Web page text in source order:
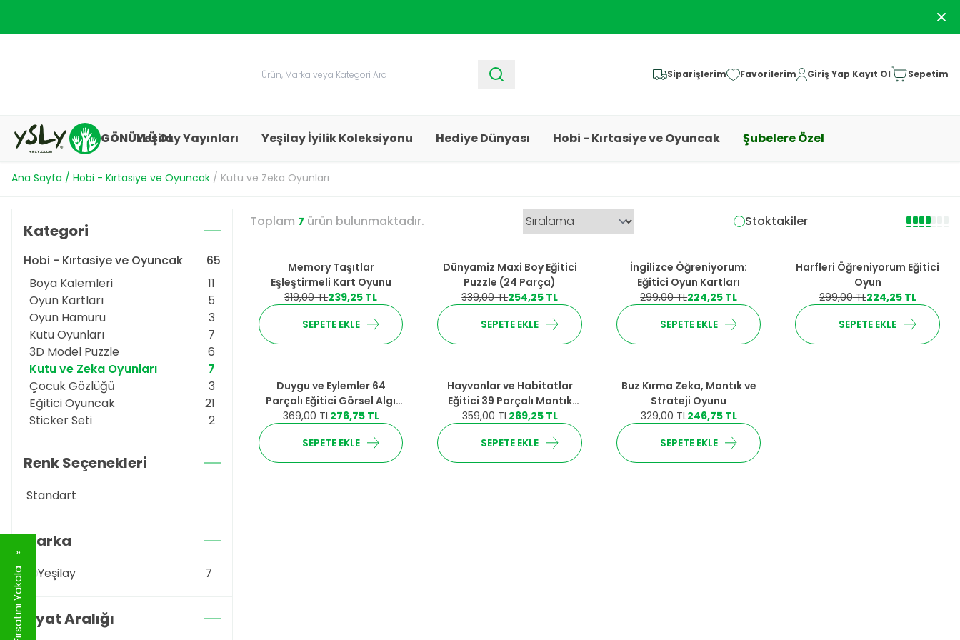
Siparişlerim Favorilerim Giriş Yap|Kayıt Ol Sepetim
Yeşilay Yayınları Yeşilay İyilik Koleksiyonu Hediye Dünyası Hobi - Kırtasiye ve Oyuncak Şubelere Özel
GÖNÜLLÜ OL
Ana Sayfa / Hobi - Kırtasiye ve Oyuncak / Kutu ve Zeka Oyunları
Kategori
Hobi - Kırtasiye ve Oyuncak
65
Boya Kalemleri
11
Oyun Kartları
5
Oyun Hamuru
3
Kutu Oyunları
7
3D Model Puzzle
6
Kutu ve Zeka Oyunları
7
Çocuk Gözlüğü
3
Eğitici Oyuncak
21
Sticker Seti
2
Renk Seçenekleri
Standart
Marka
Yeşilay 7
Fiyat Aralığı
Toplam 7 ürün bulunmaktadır. Stoktakiler
İndirim
Memory Taşıtlar
Eşleştirmeli Kart Oyunu
319,00TL239,25 TL
SEPETE EKLE
%25 İndirim
Dünyamiz Maxi Boy Eğitici
Puzzle (24 Parça)
339,00TL254,25 TL
SEPETE EKLE
25İndirim
İngilizce Öğreniyorum:
Eğitici Oyun Kartları
299,00TL224,25 TL
SEPETE EKLE
%25İndirim
Harfleri Öğreniyorum Eğitici
Oyun
299,00TL224,25TL
SEPETE EKLE
İndirim
Duygu ve Eylemler 64
Parçalı Eğitici Görsel Algı
Oyunu
369,00TL276,75TL
SEPETE EKLE
25İndirim
Hayvanlar ve Habitatlar
Eğitici 39 Parçalı Mantık
Oyunu
359,00TL269,25TL
SEPETE EKLE
%25İndirim
Buz Kırma Zeka, Mantık ve
Strateji Oyunu
329,00TL246,75TL
SEPETE EKLE